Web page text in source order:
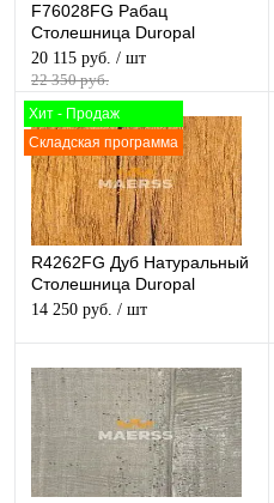
F76028FG Рабац
Столешница Duropal
матовая
20 115 руб. / шт
22 350 руб.
Хит - Продаж
Складская программа
R4262FG Дуб Натуральный
Столешница Duropal
матовая
14 250 руб. / шт